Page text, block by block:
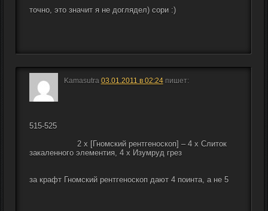
точно, это значит я не доглядел) сори :)
Kamasutra 03.01.2011 в 02:24 пишет:
515-525
закаленного элементия, 4 x Изумруд грез
за крафт Гномский рентгеноскоп дают 4 поинта, а не 5